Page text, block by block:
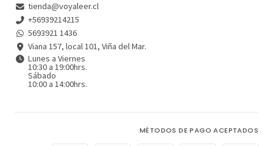
tienda@voyaleer.cl
+56939214215
5693921 1436
Viana 157, local 101, Viña del Mar.
Lunes a Viernes
10:30 a 19:00hrs.
Sábado
10:00 a 14:00hrs.
MÉTODOS DE PAGO ACEPTADOS